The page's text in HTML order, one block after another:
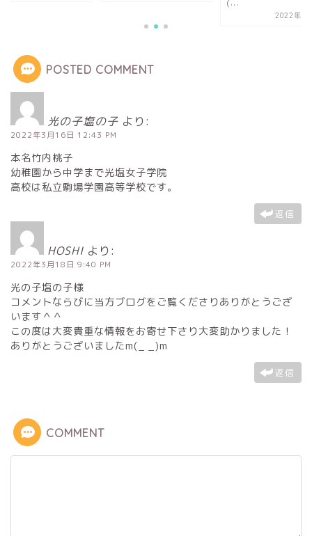
POSTED COMMENT
光の子塩の子 より:
2022年3月16日 12:43 PM
本名竹内桃子
幼稚園から中学まで光塩女子学院
高校は私立駒場学園高等学校です。
返信
HOSHI より:
2022年3月18日 9:40 PM
光の子塩の子様
コメントならびに当方ブログをご覧くださりありがとうござ
います＾＾
この度は大変貴重な情報をお寄せ下さり大変助かりました！
ありがとうございましたm(_ _)m
返信
COMMENT